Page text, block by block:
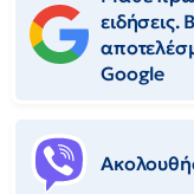
Google